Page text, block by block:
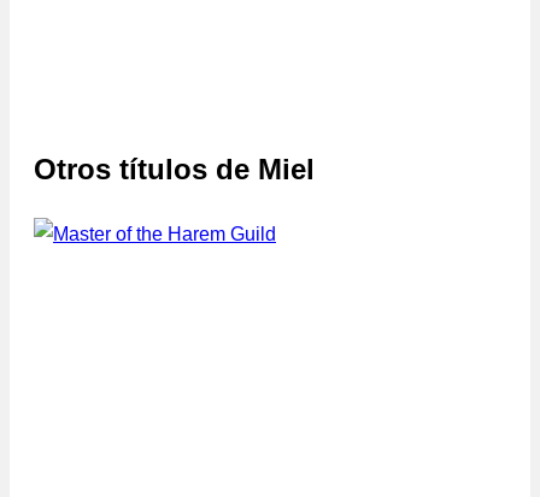
Otros títulos de Miel